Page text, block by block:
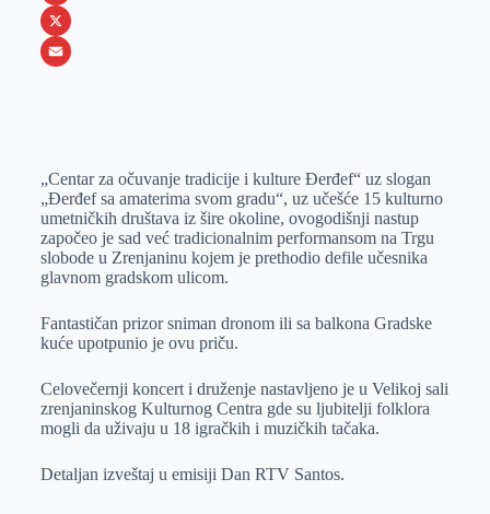
b
o
s
e
n
k
n
i
b
W
h
A
p
p
X
l
„Centar za očuvanje tradicije i kulture Đerđef“ uz slogan
„Đerđef sa amaterima svom gradu“, uz učešće 15 kulturno
umetničkih društava iz šire okoline, ovogodišnji nastup
započeo je sad već tradicionalnim performansom na Trgu
slobode u Zrenjaninu kojem je prethodio defile učesnika
glavnom gradskom ulicom.
Fantastičan prizor sniman dronom ili sa balkona Gradske
kuće upotpunio je ovu priču.
Celovečernji koncert i druženje nastavljeno je u Velikoj sali
zrenjaninskog Kulturnog Centra gde su ljubitelji folklora
mogli da uživaju u 18 igračkih i muzičkih tačaka.
Detaljan izveštaj u emisiji Dan RTV Santos.